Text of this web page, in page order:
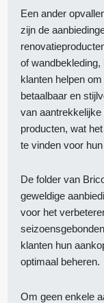
Een ander
zijn de
of
klanten helpen
betaalbaar en
van
producten, wat
te vinden voor
De folder van
geweldige
voor het
klanten hun
optimaal beheren.
Om geen enkele